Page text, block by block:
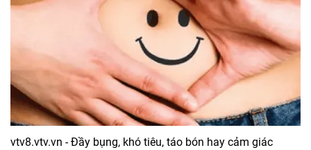
vtv8.vtv.vn - Đầy bụng, khó tiêu, táo bón hay cảm giác